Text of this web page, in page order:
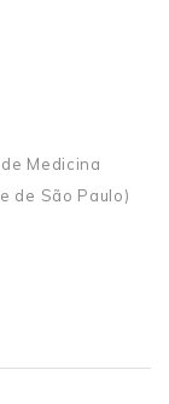
Medicina
de São Paulo)